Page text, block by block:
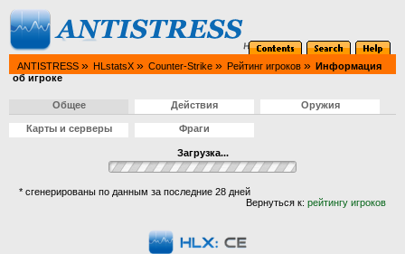
ANTISTRESS » HLstatsX » Counter-Strike » Рейтинг игроков » Информация
об игроке
Общее Действия Оружия
Карты и серверы Фраги
Загрузка...
* сгенерированы по данным за последние 28 дней
Вернуться к:рейтингу игроков